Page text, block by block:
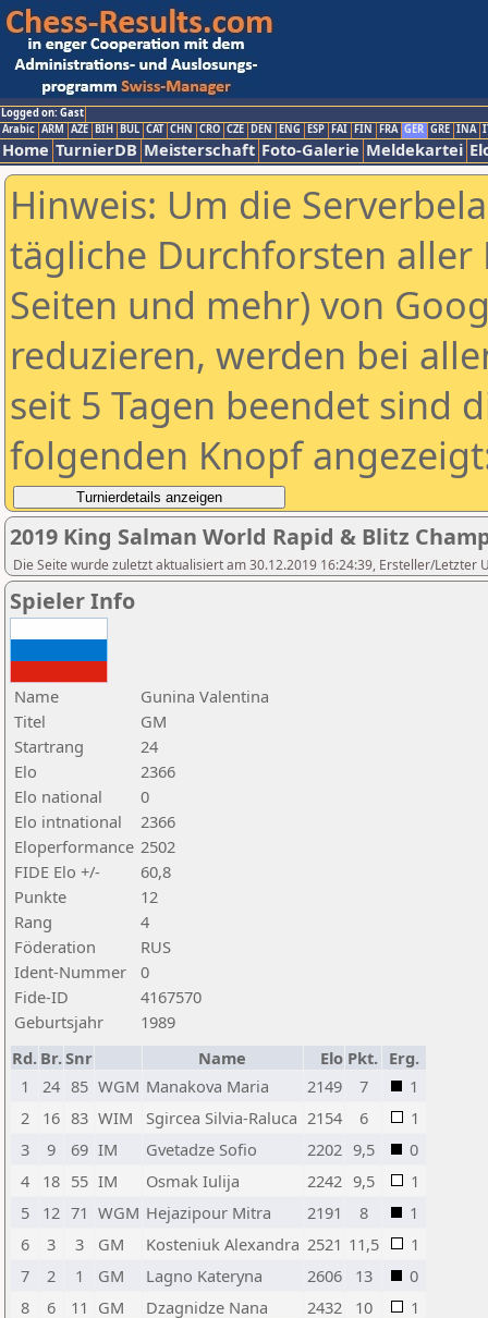
Logged on: Gast
Arabic ARM AZE BIH BUL CAT CHN CRO CZE DEN ENG ESP FAI FIN FRA GER GRE INA
Home TurnierDB Meisterschaft Foto-Galerie Meldekartei
Hinweis: Um die
tägliche Durchforsten aller
Seiten und mehr) von
reduzieren, werden bei
seit 5 Tagen beendet sind
folgenden Knopf
2019 King Salman World Rapid & Blitz
Die Seite wurde zuletzt aktualisiert am 30.12.2019 16:24:39, Ersteller/Letzter
Spieler Info
Name
Gunina Valentina
Titel
GM
Startrang
24
Elo
2366
Elo national
0
Elo intnational
2366
Eloperformance 2502
FIDE Elo +/-
60,8
Punkte
12
Rang
4
Föderation
RUS
Ident-Nummer
0
Fide-ID
4167570
Geburtsjahr
1989
Rd. Br.Snr Name Elo Pkt. Erg.
1
24 85 WGM Manakova Maria 2149 7
1
2
16 83 WIM Sgircea Silvia-Raluca 2154 6
1
3
9 69 IM Gvetadze Sofio 2202 9,5
0
4
18 55 IM Osmak Iulija 2242 9,5
1
5
12 71 WGM Hejazipour Mitra 2191 8
1
6
3 3 GM Kosteniuk Alexandra 2521 11,5
1
7
2 1 GM Lagno Kateryna 2606 13
0
8
6 11 GM Dzagnidze Nana 2432 10
1